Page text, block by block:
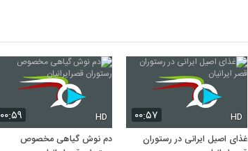
۰۰:۵۷ HD
غذای اصیل ایرانی در رستوران
۰۰:۵۹ HD
دم نوش گیاهی مخصوص